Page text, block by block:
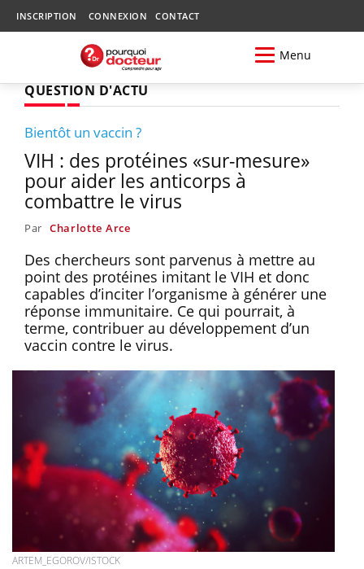
INSCRIPTION CONNEXION CONTACT
Menu
QUESTION D'ACTU
Bientôt un vaccin ?
VIH : des protéines «sur-mesure»
pour aider les anticorps à
combattre le virus
Par Charlotte Arce
Des chercheurs sont parvenus à mettre au
point des protéines imitant le VIH et donc
capables d’inciter l’organisme à générer une
réponse immunitaire. Ce qui pourrait, à
terme, contribuer au développement d’un
vaccin contre le virus.
ARTEM_EGOROV/ISTOCK